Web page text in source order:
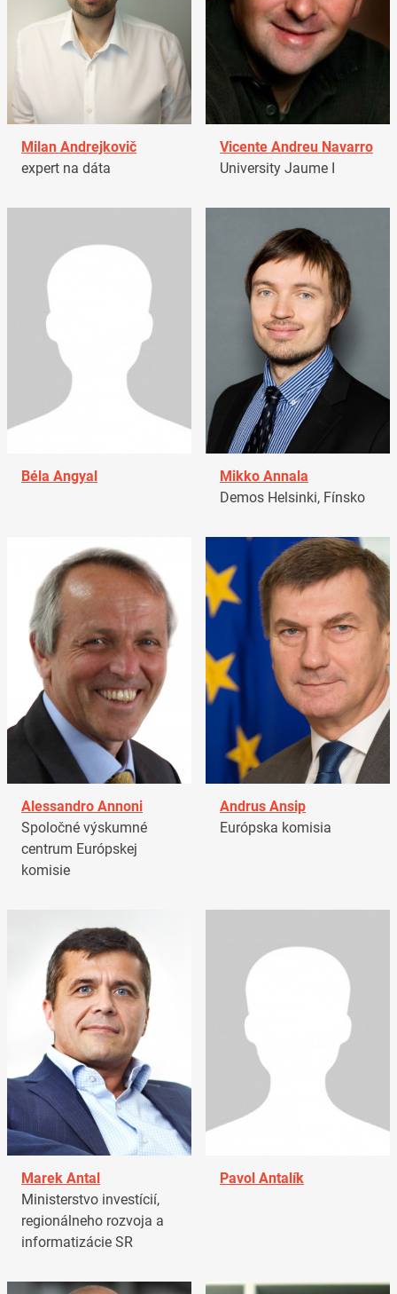
Milan Andrejkovič
expert na dáta
Vicente Andreu Navarro
University Jaume I
Béla Angyal
Mikko Annala
Demos Helsinki, Fínsko
Alessandro Annoni
Spoločné výskumné
centrum Európskej
komisie
Andrus Ansip
Európska komisia
Marek Antal
Ministerstvo investícií,
regionálneho rozvoja a
informatizácie SR
Pavol Antalík